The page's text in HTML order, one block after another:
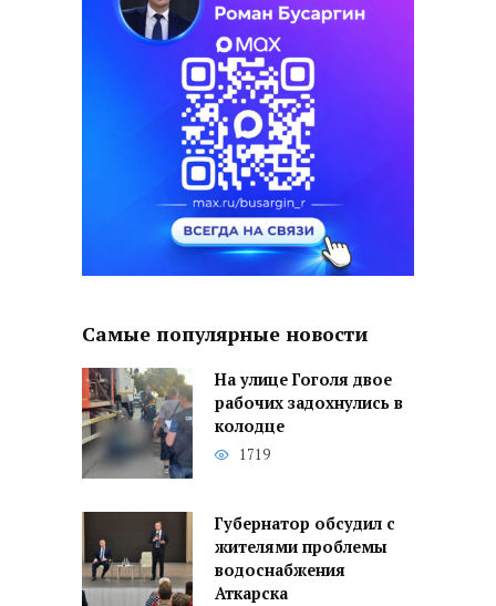
Самые популярные новости
На улице Гоголя двое
рабочих задохнулись в
колодце
1719
Губернатор обсудил с
жителями проблемы
водоснабжения
Аткарска